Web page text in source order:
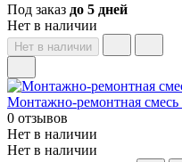
Под заказ до 5 дней
Нет в наличии
Нет в наличии
Монтажно-ремонтная
0 отзывов
Нет в наличии
Нет в наличии